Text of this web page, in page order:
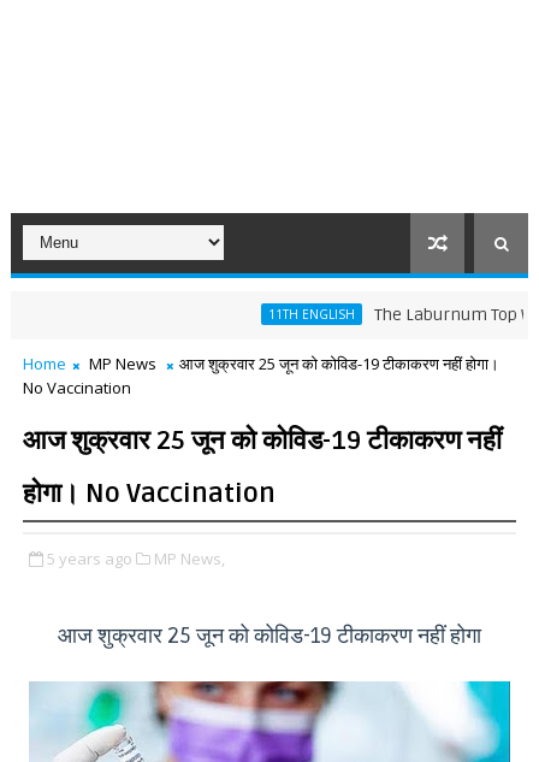
11TH ENGLISH The Laburnum Top Words
Home MP News
आज शुक्रवार 25 जून को कोविड-19 टीकाकरण नहीं होगा।
No Vaccination
आज शुक्रवार 25 जून को कोविड-19 टीकाकरण नहीं
होगा। No Vaccination
5 years ago MP News,
आज शुक्रवार 25 जून को कोविड-19 टीकाकरण नहीं होगा